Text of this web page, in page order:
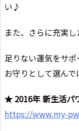
い♪
また、さらに充実し
足りない運気をサポ
お守りとして選んで
★ 2016年 新生活パ
https://www.my-